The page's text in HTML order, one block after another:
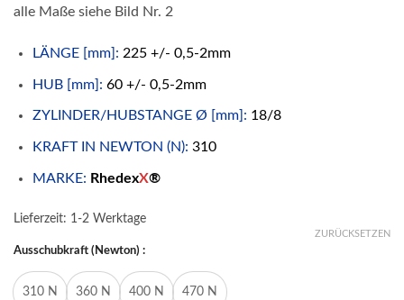
alle Maße siehe Bild Nr. 2
LÄNGE [mm]: 225 +/- 0,5-2mm
HUB [mm]: 60 +/- 0,5-2mm
ZYLINDER/HUBSTANGE Ø [mm]: 18/8
KRAFT IN NEWTON (N): 310
MARKE: RhedexX®
Lieferzeit: 1-2 Werktage
Ausschubkraft (Newton) :
310 N 360 N 400 N 470 N
ZURÜCKSETZEN